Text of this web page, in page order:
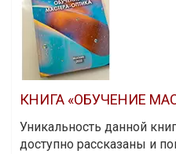
КНИГА «ОБУЧЕНИЕ
Уникальность данной
доступно рассказаны и